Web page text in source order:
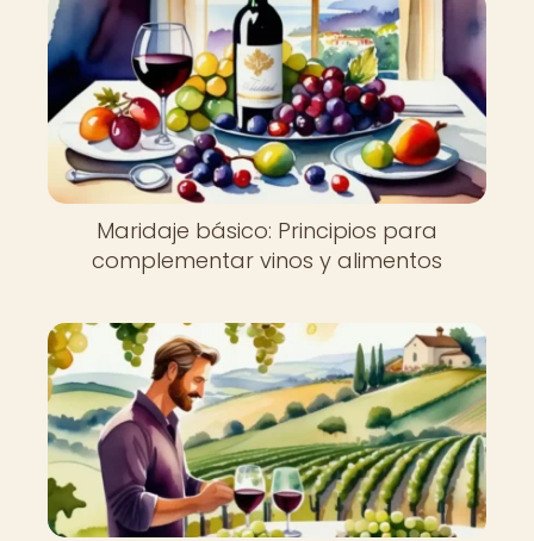
Maridaje básico: Principios para
complementar vinos y alimentos